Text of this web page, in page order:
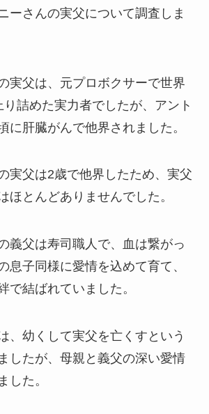
ーさんの実父について調査しま
実父は、元プロボクサーで世界
詰めた実力者でしたが、アント
に肝臓がんで他界されました。
実父は2歳で他界したため、実父
ほとんどありませんでした。
義父は寿司職人で、血は繋がっ
息子同様に愛情を込めて育て、
で結ばれていました。
、幼くして実父を亡くすという
したが、母親と義父の深い愛情
した。